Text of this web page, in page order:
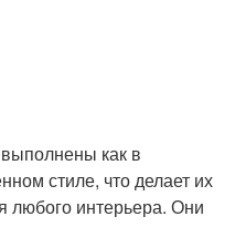
как в
стиле, что делает их
интерьера. Они